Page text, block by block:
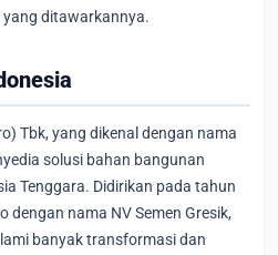
yang ditawarkannya.
Tbk, yang dikenal dengan nama
solusi bahan bangunan
Tenggara. Didirikan pada tahun
dengan nama NV Semen Gresik,
banyak transformasi dan